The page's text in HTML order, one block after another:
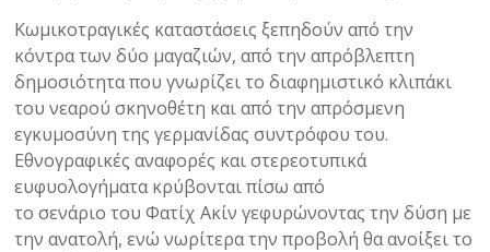
Κωμικοτραγικές καταστάσεις ξεπηδούν από την
κόντρα των δύο μαγαζιών, από την απρόβλεπτη
δημοσιότητα που γνωρίζει το διαφημιστικό κλιπάκι
του νεαρού σκηνοθέτη και από την απρόσμενη
εγκυμοσύνη της γερμανίδας συντρόφου του.
Εθνογραφικές αναφορές και στερεοτυπικά
ευφυολογήματα κρύβονται πίσω από
το σενάριο του Φατίχ Ακίν γεφυρώνοντας την δύση με
την ανατολή, ενώ νωρίτερα την προβολή θα ανοίξει το